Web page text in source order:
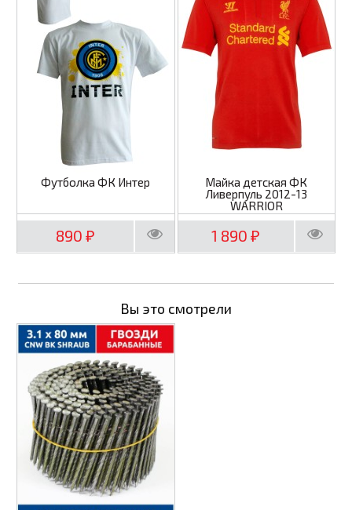
Футболка ФК Интер
890 ₽
Майка детская ФК
Ливерпуль 2012-13
WARRIOR
1 890₽
Вы это смотрели